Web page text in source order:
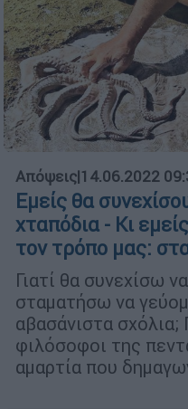
Απόψεις|14.06.2022
Εμείς θα
χταπόδια - Κι
τον τρόπο μας:
Γιατί θα συνεχίσω
σταματήσω να
αβασάνιστα σχόλια;
φιλόσοφοι της
αμαρτία που